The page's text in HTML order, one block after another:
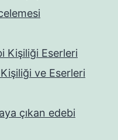
Kişiliği Eserleri
ve Eserleri
çıkan edebi